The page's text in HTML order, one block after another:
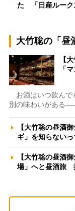
た 「日産ルーク
大竹聡の「昼
【
「
お酒はいつ飲んで
別の味わいがある
【大竹聡の昼酒
ギ」を知らない
【大竹聡の昼酒
場」へと昼酒旅